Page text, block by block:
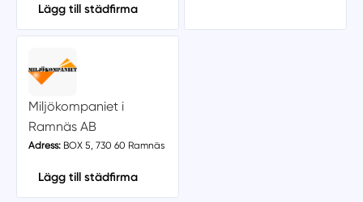
Lägg till städfirma
Miljökompaniet i
Ramnäs AB
Adress:BOX 5, 730 60 Ramnäs
Lägg till städfirma